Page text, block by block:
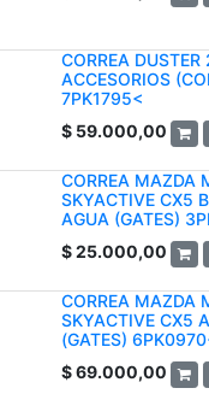
CORREA
ACCESORIOS
7PK1795<
$ 59.000,00
CORREA MAZDA
SKYACTIVE CX5
AGUA (GATES)
$25.000,00
CORREA MAZDA
SKYACTIVE CX5
(GATES)
$69.000,00